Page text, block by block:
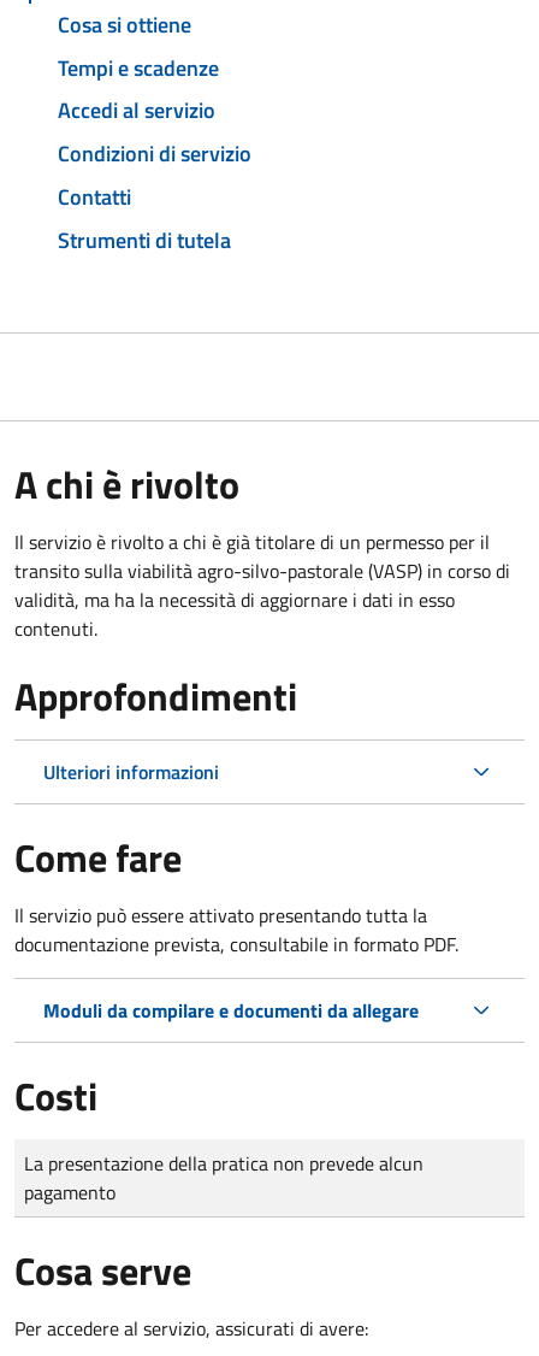
Cosa si ottiene
Tempi e scadenze
Accedi al servizio
Condizioni di servizio
Contatti
Strumenti di tutela
A chi è rivolto
Il servizio è rivolto a chi è già titolare di un permesso per il
transito sulla viabilità agro-silvo-pastorale (VASP) in corso di
validità, ma ha la necessità di aggiornare i dati in esso
contenuti.
Approfondimenti
Ulteriori informazioni
Come fare
Il servizio può essere attivato presentando tutta la
documentazione prevista, consultabile in formato PDF.
Moduli da compilare e documenti da allegare
Costi
Tipo di pagamento
Importo
La presentazione della pratica non prevede alcun
pagamento
Cosa serve
Per accedere al servizio, assicurati di avere: